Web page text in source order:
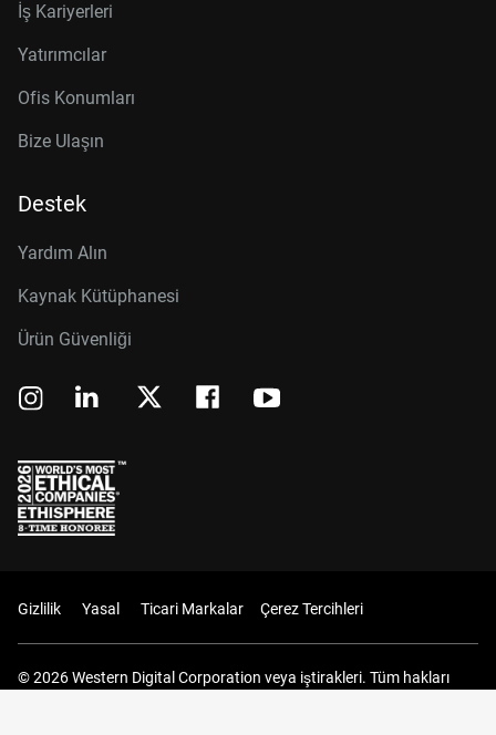
İş Kariyerleri
Yatırımcılar
Ofis Konumları
Bize Ulaşın
Destek
Yardım Alın
Kaynak Kütüphanesi
Ürün Güvenliği
Gizlilik Yasal Ticari Markalar Çerez Tercihleri
© 2026 Western Digital Corporation veya iştirakleri. Tüm hakları